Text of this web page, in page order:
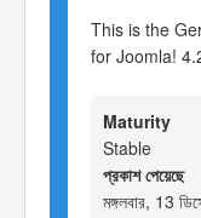
This is the
for Joomla!
Maturity
Stable
প্রকাশ পেয়েছে
মঙ্গলবার, 13